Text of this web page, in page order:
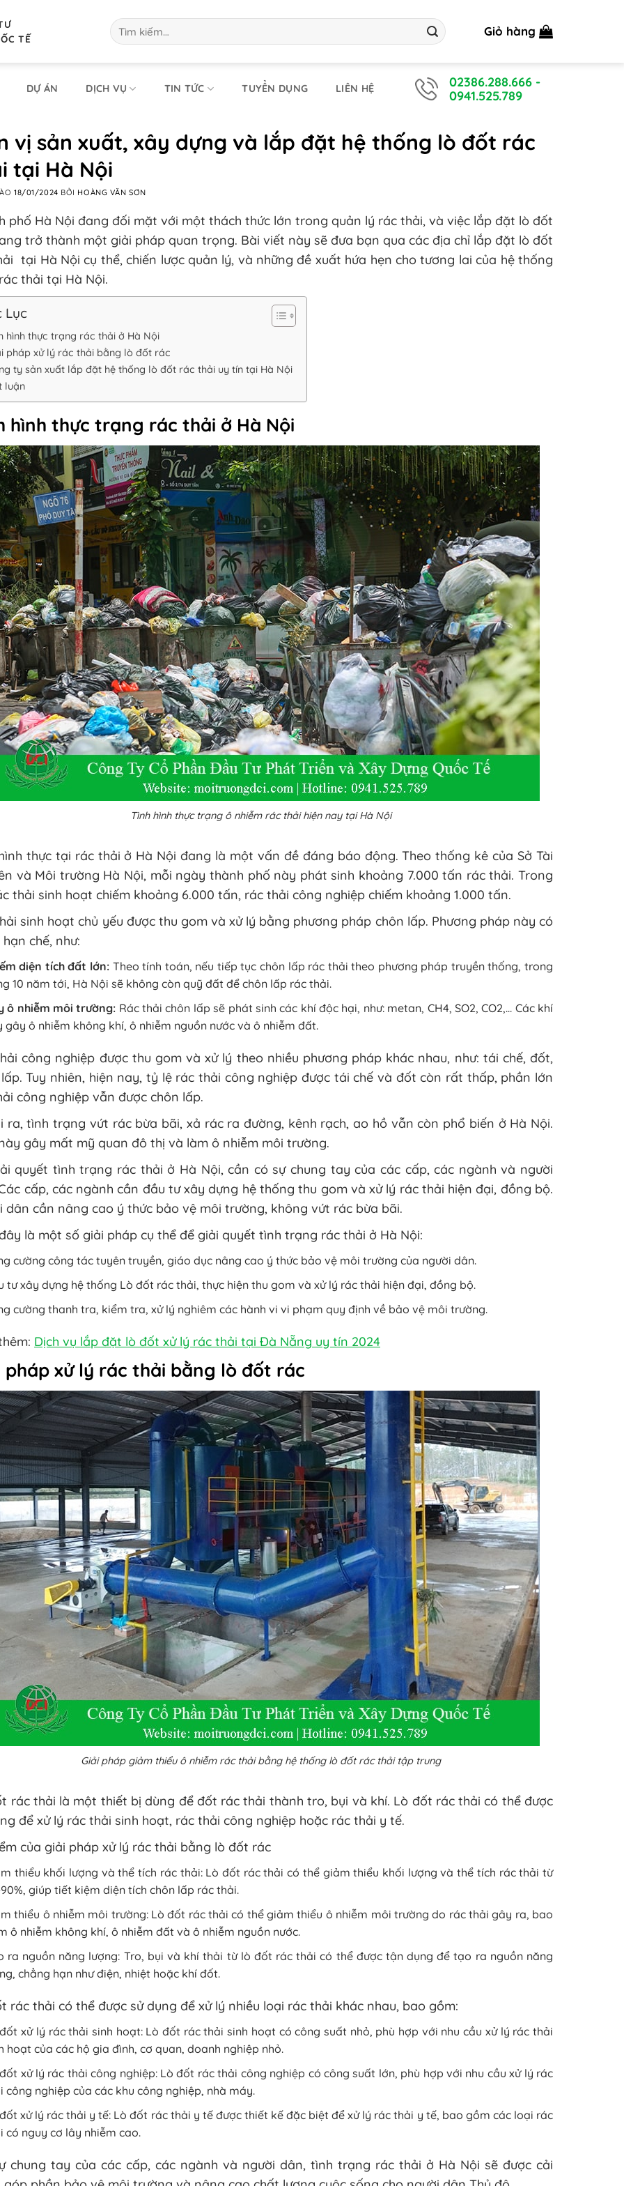
TẾ
Tìm
kiếm:
Giỏ hàng
DỰ ÁN DỊCH VỤ TIN TỨC TUYỂN DỤNG LIÊN HỆ 02386.288.666 -
0941.525.789
vị sản xuất, xây dựng và lắp đặt hệ thống lò đốt rác
tại Hà Nội
18/01/2024 BỞI HOÀNG VĂN SƠN
phố Hà Nội đang đối mặt với một thách thức lớn trong quản lý rác thải, và việc lắp đặt lò đốt
trở thành một giải pháp quan trọng. Bài viết này sẽ đưa bạn qua các địa chỉ lắp đặt lò đốt
tại Hà Nội cụ thể, chiến lược quản lý, và những đề xuất hứa hẹn cho tương lai của hệ thống
thải tại Hà Nội.
Lục
hình thực trạng rác thải ở Hà Nội
pháp xử lý rác thải bằng lò đốt rác
ty sản xuất lắp đặt hệ thống lò đốt rác thải uy tín tại Hà Nội
luận
hình thực trạng rác thải ở Hà Nội
Tình hình thực trạng ô nhiễm rác thải hiện nay tại Hà Nội
thực tại rác thải ở Hà Nội đang là một vấn đề đáng báo động. Theo thống kê của Sở Tài
và Môi trường Hà Nội, mỗi ngày thành phố này phát sinh khoảng 7.000 tấn rác thải. Trong
thải sinh hoạt chiếm khoảng 6.000 tấn, rác thải công nghiệp chiếm khoảng 1.000 tấn.
sinh hoạt chủ yếu được thu gom và xử lý bằng phương pháp chôn lấp. Phương pháp này có
hạn chế, như:
diện tích đất lớn: Theo tính toán, nếu tiếp tục chôn lấp rác thải theo phương pháp truyền thống, trong
10 năm tới, Hà Nội sẽ không còn quỹ đất để chôn lấp rác thải.
ô nhiễm môi trường: Rác thải chôn lấp sẽ phát sinh các khí độc hại, như: metan, CH4, SO2, CO2,… Các khí
gây ô nhiễm không khí, ô nhiễm nguồn nước và ô nhiễm đất.
công nghiệp được thu gom và xử lý theo nhiều phương pháp khác nhau, như: tái chế, đốt,
Tuy nhiên, hiện nay, tỷ lệ rác thải công nghiệp được tái chế và đốt còn rất thấp, phần lớn
công nghiệp vẫn được chôn lấp.
ra, tình trạng vứt rác bừa bãi, xả rác ra đường, kênh rạch, ao hồ vẫn còn phổ biến ở Hà Nội.
gây mất mỹ quan đô thị và làm ô nhiễm môi trường.
quyết tình trạng rác thải ở Hà Nội, cần có sự chung tay của các cấp, các ngành và người
cấp, các ngành cần đầu tư xây dựng hệ thống thu gom và xử lý rác thải hiện đại, đồng bộ.
dân cần nâng cao ý thức bảo vệ môi trường, không vứt rác bừa bãi.
là một số giải pháp cụ thể để giải quyết tình trạng rác thải ở Hà Nội:
cường công tác tuyên truyền, giáo dục nâng cao ý thức bảo vệ môi trường của người dân.
tư xây dựng hệ thống Lò đốt rác thải, thực hiện thu gom và xử lý rác thải hiện đại, đồng bộ.
cường thanh tra, kiểm tra, xử lý nghiêm các hành vi vi phạm quy định về bảo vệ môi trường.
Dịch vụ lắp đặt lò đốt xử lý rác thải tại Đà Nẵng uy tín 2024
pháp xử lý rác thải bằng lò đốt rác
Giải pháp giảm thiểu ô nhiễm rác thải bằng hệ thống lò đốt rác thải tập trung
rác thải là một thiết bị dùng để đốt rác thải thành tro, bụi và khí. Lò đốt rác thải có thể được
để xử lý rác thải sinh hoạt, rác thải công nghiệp hoặc rác thải y tế.
của giải pháp xử lý rác thải bằng lò đốt rác
thiểu khối lượng và thể tích rác thải: Lò đốt rác thải có thể giảm thiểu khối lượng và thể tích rác thải từ
giúp tiết kiệm diện tích chôn lấp rác thải.
thiểu ô nhiễm môi trường: Lò đốt rác thải có thể giảm thiểu ô nhiễm môi trường do rác thải gây ra, bao
ô nhiễm không khí, ô nhiễm đất và ô nhiễm nguồn nước.
ra nguồn năng lượng: Tro, bụi và khí thải từ lò đốt rác thải có thể được tận dụng để tạo ra nguồn năng
chẳng hạn như điện, nhiệt hoặc khí đốt.
rác thải có thể được sử dụng để xử lý nhiều loại rác thải khác nhau, bao gồm:
xử lý rác thải sinh hoạt: Lò đốt rác thải sinh hoạt có công suất nhỏ, phù hợp với nhu cầu xử lý rác thải
hoạt của các hộ gia đình, cơ quan, doanh nghiệp nhỏ.
xử lý rác thải công nghiệp: Lò đốt rác thải công nghiệp có công suất lớn, phù hợp với nhu cầu xử lý rác
công nghiệp của các khu công nghiệp, nhà máy.
xử lý rác thải y tế: Lò đốt rác thải y tế được thiết kế đặc biệt để xử lý rác thải y tế, bao gồm các loại rác
có nguy cơ lây nhiễm cao.
chung tay của các cấp, các ngành và người dân, tình trạng rác thải ở Hà Nội sẽ được cải